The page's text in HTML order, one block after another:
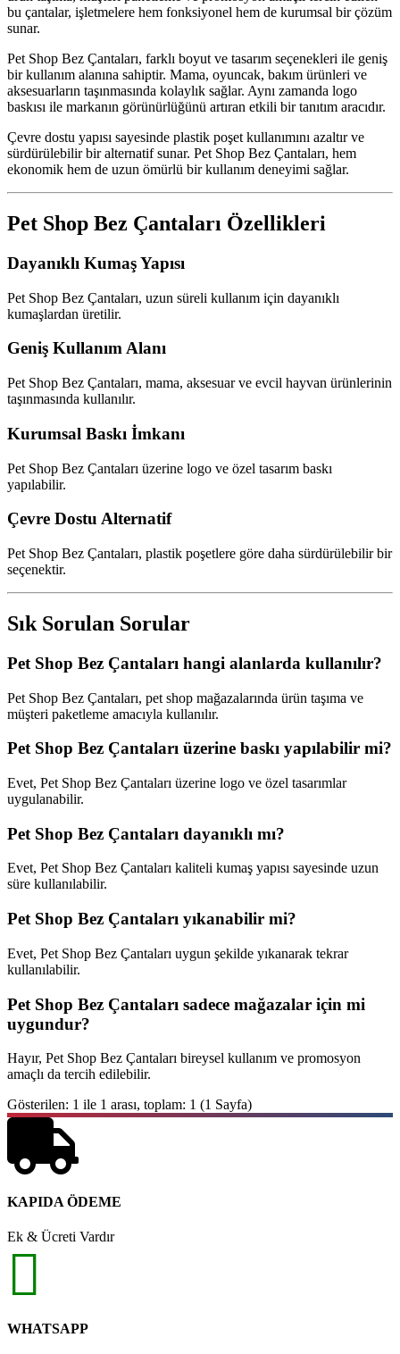
bu çantalar, işletmelere hem fonksiyonel hem de kurumsal bir çözüm
sunar.
Pet Shop Bez Çantaları, farklı boyut ve tasarım seçenekleri ile geniş
bir kullanım alanına sahiptir. Mama, oyuncak, bakım ürünleri ve
aksesuarların taşınmasında kolaylık sağlar. Aynı zamanda logo
baskısı ile markanın görünürlüğünü artıran etkili bir tanıtım aracıdır.
Çevre dostu yapısı sayesinde plastik poşet kullanımını azaltır ve
sürdürülebilir bir alternatif sunar. Pet Shop Bez Çantaları, hem
ekonomik hem de uzun ömürlü bir kullanım deneyimi sağlar.
Pet Shop Bez Çantaları Özellikleri
Dayanıklı Kumaş Yapısı
Pet Shop Bez Çantaları, uzun süreli kullanım için dayanıklı
kumaşlardan üretilir.
Geniş Kullanım Alanı
Pet Shop Bez Çantaları, mama, aksesuar ve evcil hayvan ürünlerinin
taşınmasında kullanılır.
Kurumsal Baskı İmkanı
Pet Shop Bez Çantaları üzerine logo ve özel tasarım baskı
yapılabilir.
Çevre Dostu Alternatif
Pet Shop Bez Çantaları, plastik poşetlere göre daha sürdürülebilir bir
seçenektir.
Sık Sorulan Sorular
Pet Shop Bez Çantaları hangi alanlarda kullanılır?
Pet Shop Bez Çantaları, pet shop mağazalarında ürün taşıma ve
müşteri paketleme amacıyla kullanılır.
Pet Shop Bez Çantaları üzerine baskı yapılabilir mi?
Evet, Pet Shop Bez Çantaları üzerine logo ve özel tasarımlar
uygulanabilir.
Pet Shop Bez Çantaları dayanıklı mı?
Evet, Pet Shop Bez Çantaları kaliteli kumaş yapısı sayesinde uzun
süre kullanılabilir.
Pet Shop Bez Çantaları yıkanabilir mi?
Evet, Pet Shop Bez Çantaları uygun şekilde yıkanarak tekrar
kullanılabilir.
Pet Shop Bez Çantaları sadece mağazalar için mi
uygundur?
Hayır, Pet Shop Bez Çantaları bireysel kullanım ve promosyon
amaçlı da tercih edilebilir.
Gösterilen: 1 ile 1 arası, toplam: 1 (1 Sayfa)
KAPIDA ÖDEME
Ek & Ücreti Vardır
WHATSAPP